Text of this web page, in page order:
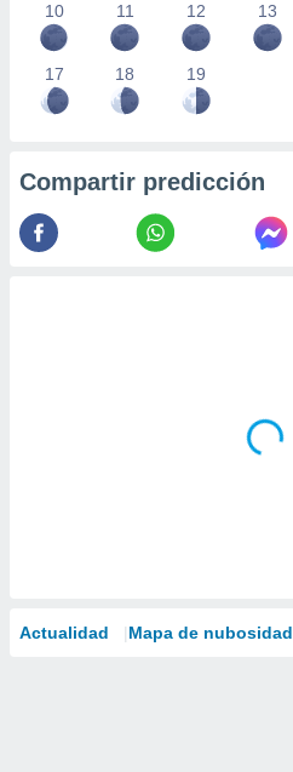
10 11 12 13
17 18 19
Compartir predicción
Actualidad Mapa de nubosidad